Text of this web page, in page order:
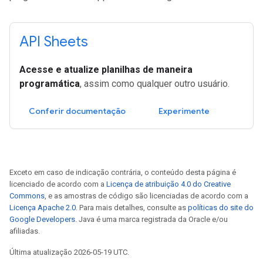
API Sheets
Acesse e atualize planilhas de maneira
programática, assim como qualquer outro usuário.
Conferir documentação Experimente
Exceto em caso de indicação contrária, o conteúdo desta página é
licenciado de acordo com a Licença de atribuição 4.0 do Creative
Commons , e as amostras de código são licenciadas de acordo com a
Licença Apache 2.0 . Para mais detalhes, consulte as políticas do site do
Google Developers . Java é uma marca registrada da Oracle e/ou
afiliadas.
Última atualização 2026-05-19 UTC.